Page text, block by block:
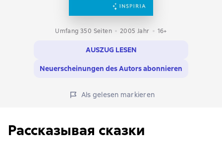
Umfang 350 Seiten 2005 Jahr 16+
AUSZUG LESEN
Neuerscheinungen des Autors abonnieren
Als gelesen markieren
Рассказывая сказки